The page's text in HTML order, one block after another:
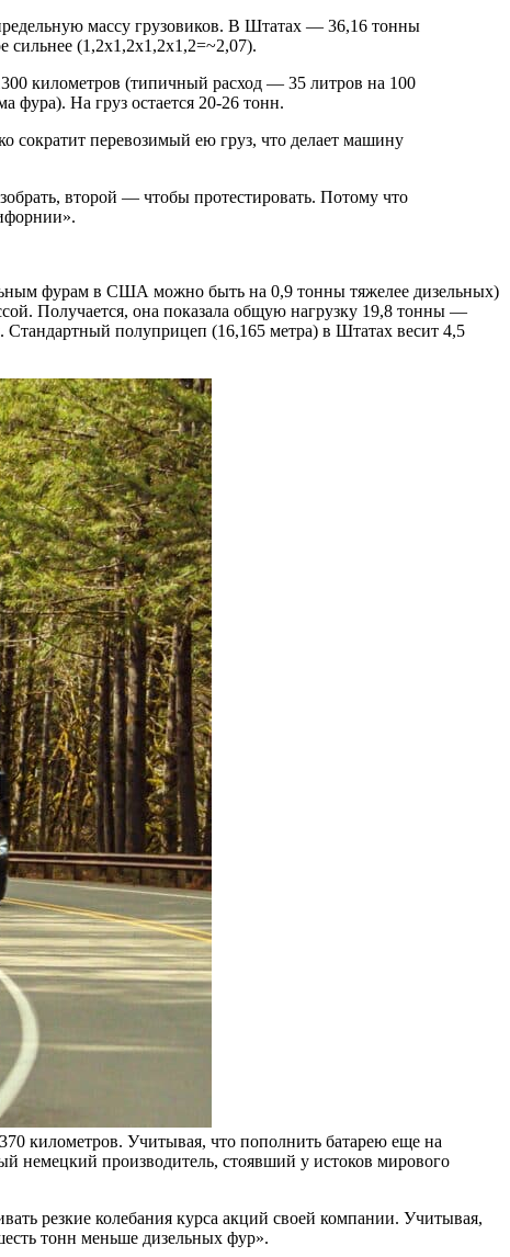
массу грузовиков. В Штатах — 36,16 тонны
сильнее (1,2х1,2х1,2х1,2=~2,07).
километров (типичный расход — 35 литров на 100
На груз остается 20-26 тонн.
сократит перевозимый ею груз, что делает машину
второй — чтобы протестировать. Потому что
фурам в США можно быть на 0,9 тонны тяжелее дизельных)
Получается, она показала общую нагрузку 19,8 тонны —
полуприцеп (16,165 метра) в Штатах весит 4,5
километров. Учитывая, что пополнить батарею еще на
немецкий производитель, стоявший у истоков мирового
резкие колебания курса акций своей компании. Учитывая,
тонн меньше дизельных фур».